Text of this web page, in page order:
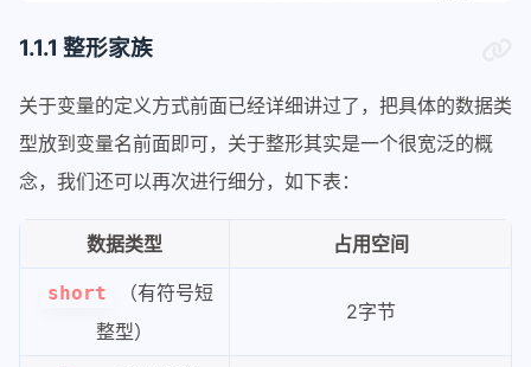
1.1.1 整形家族
关于变量的定义方式前面已经详细讲过了，把具体的数据类
型放到变量名前面即可，关于整形其实是一个很宽泛的概
念，我们还可以再次进行细分，如下表：
数据类型 占用空间
short
（有符号短
整型）
2字节